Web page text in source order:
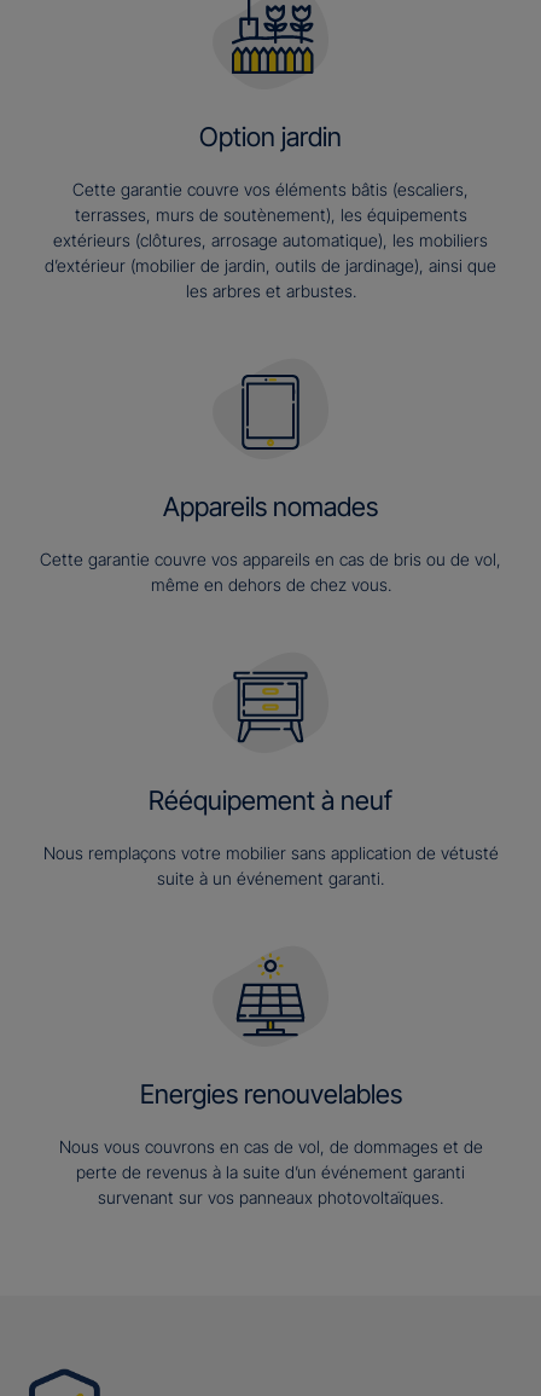
Option jardin
Cette garantie couvre vos éléments bâtis (escaliers,
terrasses, murs de soutènement), les équipements
extérieurs (clôtures, arrosage automatique), les mobiliers
d’extérieur (mobilier de jardin, outils de jardinage), ainsi que
les arbres et arbustes.
Appareils nomades
Cette garantie couvre vos appareils en cas de bris ou de vol,
même en dehors de chez vous.
Rééquipement à neuf
Nous remplaçons votre mobilier sans application de vétusté
suite à un événement garanti.
Energies renouvelables
Nous vous couvrons en cas de vol, de dommages et de
perte de revenus à la suite d’un événement garanti
survenant sur vos panneaux photovoltaïques.